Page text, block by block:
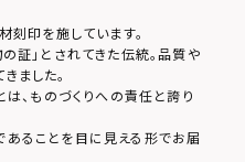
刻印を施しています。
証」とされてきた伝統。品質や
ました。
は、ものづくりへの責任と誇り
あることを目に見える形でお届